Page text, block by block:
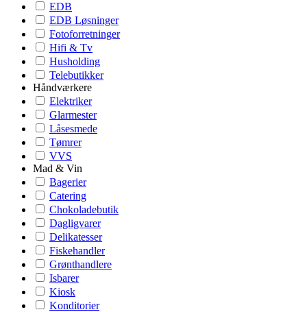
EDB
EDB Løsninger
Fotoforretninger
Hifi & Tv
Husholding
Telebutikker
Håndværkere
Elektriker
Glarmester
Låsesmede
Tømrer
VVS
Mad & Vin
Bagerier
Catering
Chokoladebutik
Dagligvarer
Delikatesser
Fiskehandler
Grønthandlere
Isbarer
Kiosk
Konditorier